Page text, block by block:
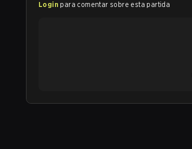
Login para comentar sobre esta partida